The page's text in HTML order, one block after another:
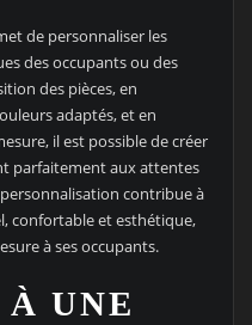
de personnaliser les
des occupants ou des
des pièces, en
adaptés, et en
il est possible de créer
parfaitement aux attentes
contribue à
confortable et esthétique,
à ses occupants.
UNE